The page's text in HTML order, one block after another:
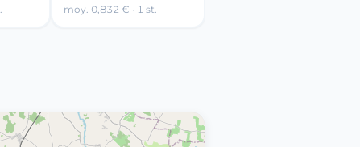
moy. 0,832 € · 1 st.